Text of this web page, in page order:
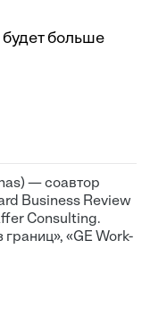
больше
— соавтор
Business Review
Consulting.
«GE Work-